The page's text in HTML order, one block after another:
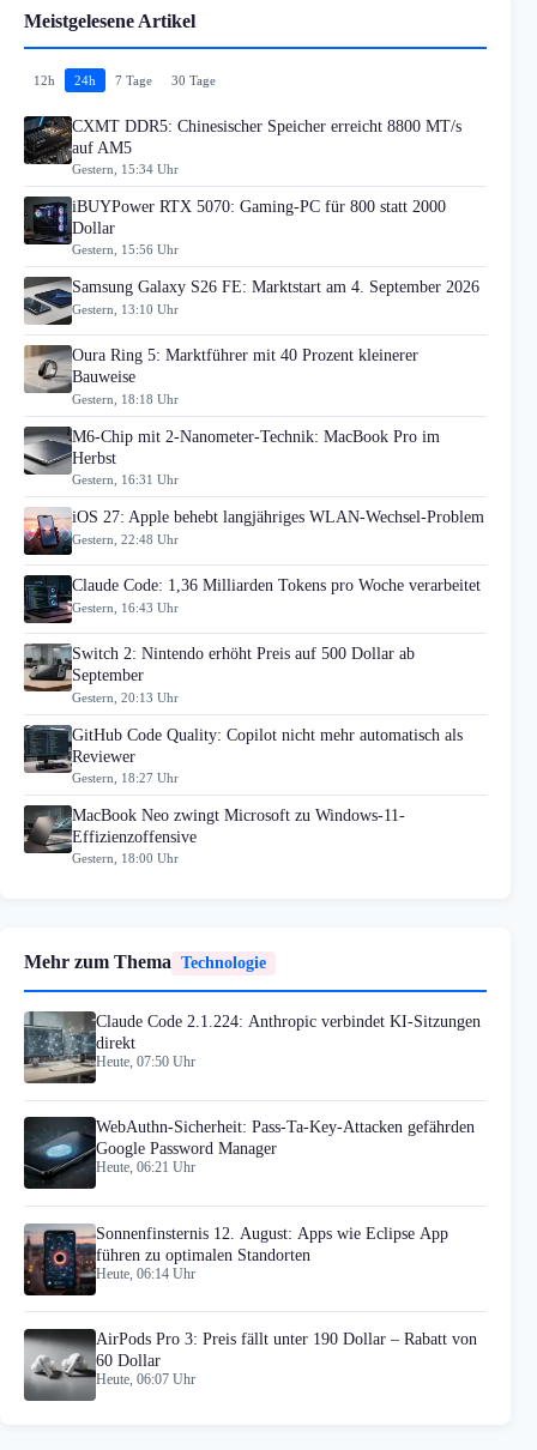
Meistgelesene Artikel
12h 24h 7 Tage 30 Tage
CXMT DDR5: Chinesischer Speicher erreicht 8800 MT/s
auf AM5
Gestern, 15:34 Uhr
iBUYPower RTX 5070: Gaming-PC für 800 statt 2000
Dollar
Gestern, 15:56 Uhr
Samsung Galaxy S26 FE: Marktstart am 4. September 2026
Gestern, 13:10 Uhr
Oura Ring 5: Marktführer mit 40 Prozent kleinerer
Bauweise
Gestern, 18:18 Uhr
M6-Chip mit 2-Nanometer-Technik: MacBook Pro im
Herbst
Gestern, 16:31 Uhr
iOS 27: Apple behebt langjähriges WLAN-Wechsel-Problem
Gestern, 22:48 Uhr
Claude Code: 1,36 Milliarden Tokens pro Woche verarbeitet
Gestern, 16:43 Uhr
Switch 2: Nintendo erhöht Preis auf 500 Dollar ab
September
Gestern, 20:13 Uhr
GitHub Code Quality: Copilot nicht mehr automatisch als
Reviewer
Gestern, 18:27 Uhr
MacBook Neo zwingt Microsoft zu Windows-11-
Effizienzoffensive
Gestern, 18:00 Uhr
Mehr zum Thema Technologie
Claude Code 2.1.224: Anthropic verbindet KI-Sitzungen
direkt
Heute, 07:50 Uhr
WebAuthn-Sicherheit: Pass-Ta-Key-Attacken gefährden
Google Password Manager
Heute, 06:21 Uhr
Sonnenfinsternis 12. August: Apps wie Eclipse App
führen zu optimalen Standorten
Heute, 06:14 Uhr
AirPods Pro 3: Preis fällt unter 190 Dollar – Rabatt von
60 Dollar
Heute, 06:07 Uhr